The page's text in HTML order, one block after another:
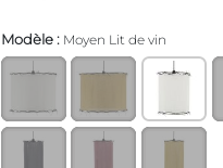
Modèle : Moyen Lit de vin